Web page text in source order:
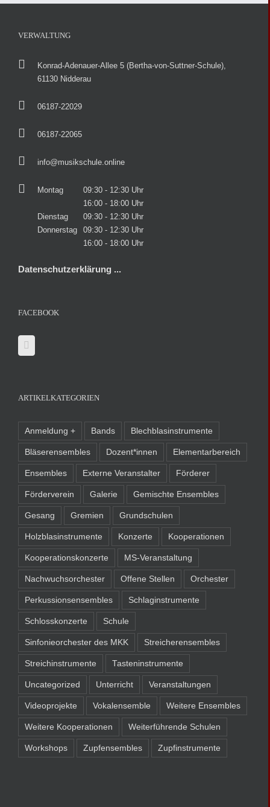
VERWALTUNG
Konrad-Adenauer-Allee 5 (Bertha-von-Suttner-Schule),
61130 Nidderau
06187-22029
06187-22065
info@musikschule.online
Montag
09:30 - 12:30 Uhr
16:00 - 18:00 Uhr
Dienstag
09:30 - 12:30 Uhr
Donnerstag
09:30 - 12:30 Uhr
16:00 - 18:00 Uhr
Datenschutzerklärung ...
FACEBOOK
ARTIKELKATEGORIEN
Anmeldung + Bands Blechblasinstrumente
Bläserensembles Dozent*innen Elementarbereich
Ensembles Externe Veranstalter Förderer
Förderverein Galerie Gemischte Ensembles
Gesang Gremien Grundschulen
Holzblasinstrumente Konzerte Kooperationen
Kooperationskonzerte MS-Veranstaltung
Nachwuchsorchester Offene Stellen Orchester
Perkussionsensembles Schlaginstrumente
Schlosskonzerte Schule
Sinfonieorchester des MKK Streicherensembles
Streichinstrumente Tasteninstrumente
Uncategorized Unterricht Veranstaltungen
Videoprojekte Vokalensemble Weitere Ensembles
Weitere Kooperationen Weiterführende Schulen
Workshops Zupfensembles Zupfinstrumente